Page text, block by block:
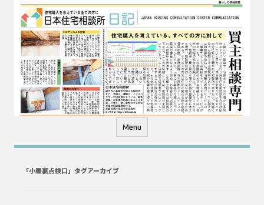
コ
テ
ン
ツ
へ
ス
キ
ッ
プ
Menu
「小屋裏点検口」タグアーカイブ